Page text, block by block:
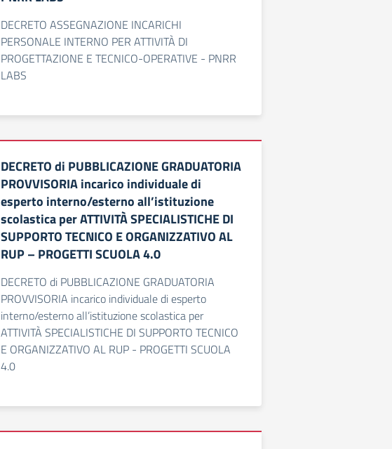
DECRETO ASSEGNAZIONE INCARICHI
PERSONALE INTERNO PER ATTIVITÀ DI
PROGETTAZIONE E TECNICO-OPERATIVE - PNRR
LABS
DECRETO di PUBBLICAZIONE GRADUATORIA
PROVVISORIA incarico individuale di
esperto interno/esterno all’istituzione
scolastica per ATTIVITÀ SPECIALISTICHE DI
SUPPORTO TECNICO E ORGANIZZATIVO AL
RUP – PROGETTI SCUOLA 4.0
DECRETO di PUBBLICAZIONE GRADUATORIA
PROVVISORIA incarico individuale di esperto
interno/esterno all’istituzione scolastica per
ATTIVITÀ SPECIALISTICHE DI SUPPORTO TECNICO
E ORGANIZZATIVO AL RUP - PROGETTI SCUOLA
4.0